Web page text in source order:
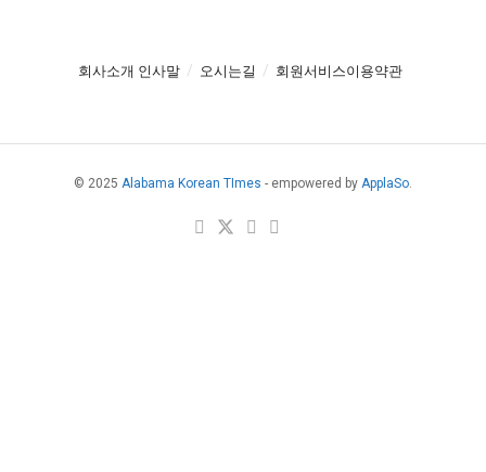
회사소개 인사말 오시는길 회원서비스이용약관
© 2025 Alabama Korean TImes - empowered by ApplaSo